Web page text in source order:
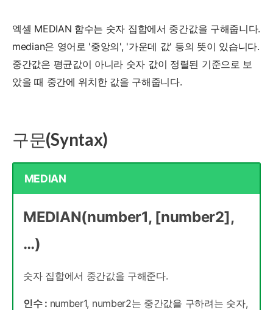
엑셀 MEDIAN 함수는 숫자 집합에서 중간값을 구해줍니다.
median은 영어로 '중앙의', '가운데 값' 등의 뜻이 있습니다.
중간값은 평균값이 아니라 숫자 값이 정렬된 기준으로 보
았을 때 중간에 위치한 값을 구해줍니다.
구문(Syntax)
MEDIAN
MEDIAN(number1, [number2],
…)
숫자 집합에서 중간값을 구해준다.
인수 : number1, number2는 중간값을 구하려는 숫자,